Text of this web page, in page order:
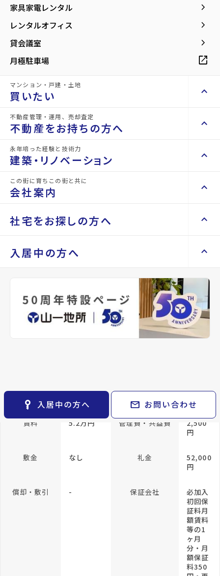
家具家電レンタル keyboard_arrow_right
レンタルオフィス keyboard_arrow_right
貸会議室 keyboard_arrow_right
月極駐車場 open_in_new
マンション・戸建・土地
買いたい keyboard_arrow_up
不動産を買いたい方へ keyboard_arrow_right
space_dashboard
エリアから探す
space_dashboard
土地を探す
エリアから探す
train
路線から探す
事業用・投資用を探す keyboard_arrow_right
検索条件
閲覧履歴 keyboard_arrow_right
ご購入の流れ・諸費用 keyboard_arrow_right
不動産管理・運用、売却査定
不動産をお持ちの方へ keyboard_arrow_up
不動産をお持ちの方へ keyboard_arrow_right
山一地所の賃貸管理
不動産を貸すまでの流れ
空き家サポートサービス
不動産を売却したい keyboard_arrow_right
相続相談をしたい keyboard_arrow_right
不動産に投資したい keyboard_arrow_right
永年培った経験と技術力
建築・リノベーション keyboard_arrow_up
建築・リノベーション keyboard_arrow_right
Renotta（リノッタ） keyboard_arrow_right
この街に育ちこの街と共に
会社案内 keyboard_arrow_up
会社案内 keyboard_arrow_right
会社概要・沿革 keyboard_arrow_right
keyboard_arrow_right
パーパス keyboard_arrow_right
CM紹介
社宅をお探しの方へ keyboard_arrow_up
社宅をお探しの方へ keyboard_arrow_right
keyboard_arrow_right
レンタルオフィス keyboard_arrow_right
貸会議室 keyboard_arrow_right
open_in_new
入居中の方へ keyboard_arrow_up
keyboard_arrow_right
退去される方へ keyboard_arrow_right
※準備中 住まいのしおり（PDF）
key_vertical 入居中の方へ mail お問い合わせ
【全戸4世帯・南向きの角部屋！収納が充
実した1LDKタイプ】
詳細情報
Mersion
所在地 宮城県黒川郡大和町杜の丘1丁目
アクセス
location_on グーグルマップでみる
種別
賃貸アパ
ート
2008
間取り内訳
9.4 帖
洋室
5.8 帖
所在階/階建
賃料 5.2万円 管理費・共益費
2,500
円
敷金 なし 礼金
52,000
円
償却・敷引 - 保証会社
必加入
初回保
証料月
額賃料
等の1
ヶ月
分・月
額保証
料350